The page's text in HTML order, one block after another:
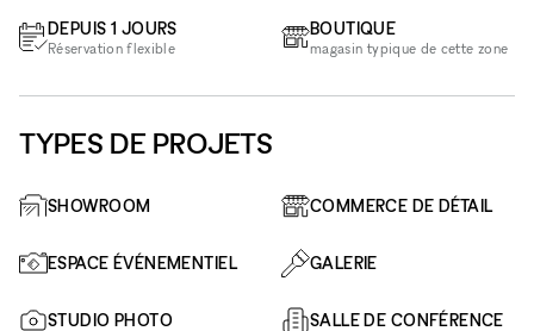
DEPUIS 1 JOURS
Réservation flexible
BOUTIQUE
magasin typique de cette zone
TYPES DE PROJETS
SHOWROOM COMMERCE DE DÉTAIL
ESPACE ÉVÉNEMENTIEL GALERIE
STUDIO PHOTO SALLE DE CONFÉRENCE